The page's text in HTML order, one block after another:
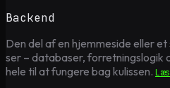
Backend
Den del af en hjemmeside eller
ser – databaser,
hele til at fungere bag kulissen.